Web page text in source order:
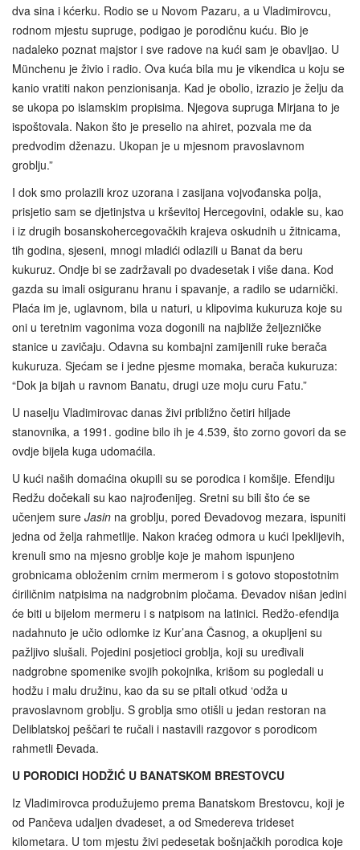
dva sina i kćerku. Rodio se u Novom Pazaru, a u Vladimirovcu,
rodnom mjestu supruge, podigao je porodičnu kuću. Bio je
nadaleko poznat majstor i sve radove na kući sam je obavljao. U
Münchenu je živio i radio. Ova kuća bila mu je vikendica u koju se
kanio vratiti nakon penzionisanja. Kad je obolio, izrazio je želju da
se ukopa po islamskim propisima. Njegova supruga Mirjana to je
ispoštovala. Nakon što je preselio na ahiret, pozvala me da
predvodim dženazu. Ukopan je u mjesnom pravoslavnom
groblju.”
I dok smo prolazili kroz uzorana i zasijana vojvođanska polja,
prisjetio sam se djetinjstva u krševitoj Hercegovini, odakle su, kao
i iz drugih bosanskohercegovačkih krajeva oskudnih u žitnicama,
tih godina, sjeseni, mnogi mladići odlazili u Banat da beru
kukuruz. Ondje bi se zadržavali po dvadesetak i više dana. Kod
gazda su imali osiguranu hranu i spavanje, a radilo se udarnički.
Plaća im je, uglavnom, bila u naturi, u klipovima kukuruza koje su
oni u teretnim vagonima voza dogonili na najbliže željezničke
stanice u zavičaju. Odavna su kombajni zamijenili ruke berača
kukuruza. Sjećam se i jedne pjesme momaka, berača kukuruza:
“Dok ja bijah u ravnom Banatu, drugi uze moju curu Fatu.”
U naselju Vladimirovac danas živi približno četiri hiljade
stanovnika, a 1991. godine bilo ih je 4.539, što zorno govori da se
ovdje bijela kuga udomaćila.
U kući naših domaćina okupili su se porodica i komšije. Efendiju
Redžu dočekali su kao najrođenijeg. Sretni su bili što će se
učenjem sure Jasin na groblju, pored Đevadovog mezara, ispuniti
jedna od želja rahmetlije. Nakon kraćeg odmora u kući Ipeklijevih,
krenuli smo na mjesno groblje koje je mahom ispunjeno
grobnicama obloženim crnim mermerom i s gotovo stopostotnim
ćiriličnim natpisima na nadgrobnim pločama. Đevadov nišan jedini
će biti u bijelom mermeru i s natpisom na latinici. Redžo-efendija
nadahnuto je učio odlomke iz Kur’ana Časnog, a okupljeni su
pažljivo slušali. Pojedini posjetioci groblja, koji su uređivali
nadgrobne spomenike svojih pokojnika, krišom su pogledali u
hodžu i malu družinu, kao da su se pitali otkud ‘odža u
pravoslavnom groblju. S groblja smo otišli u jedan restoran na
Deliblatskoj peščari te ručali i nastavili razgovor s porodicom
rahmetli Đevada.
U PORODICI HODŽIĆ U BANATSKOM BRESTOVCU
Iz Vladimirovca produžujemo prema Banatskom Brestovcu, koji je
od Pančeva udaljen dvadeset, a od Smedereva trideset
kilometara. U tom mjestu živi pedesetak bošnjačkih porodica koje